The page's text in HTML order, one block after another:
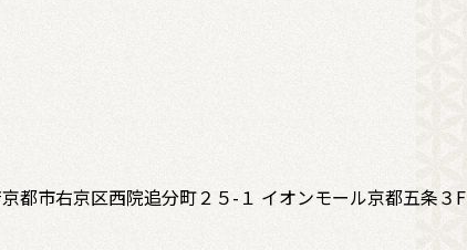
都市右京区西院追分町２５-１ イオンモール京都五条３F